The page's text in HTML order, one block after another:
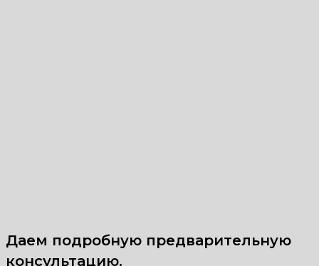
Даем подробную предварительную
консультацию.